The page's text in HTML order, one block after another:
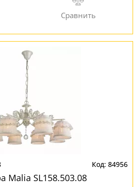
84956
Malia SL158.503.08